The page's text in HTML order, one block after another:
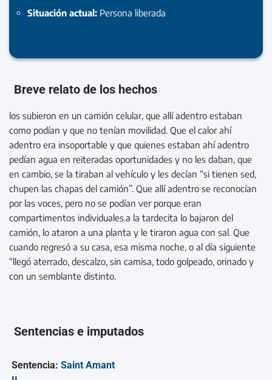
Situación actual: Persona liberada
Breve relato de los hechos
los subieron en un camión celular, que allí adentro estaban
como podían y que no tenían movilidad. Que el calor ahí
adentro era insoportable y que quienes estaban ahí adentro
pedían agua en reiteradas oportunidades y no les daban, que
en cambio, se la tiraban al vehículo y les decían “si tienen sed,
chupen las chapas del camión”. Que allí adentro se reconocían
por las voces, pero no se podían ver porque eran
compartimentos individuales.a la tardecita lo bajaron del
camión, lo ataron a una planta y le tiraron agua con sal. Que
cuando regresó a su casa, esa misma noche, o al día siguiente
“llegó aterrado, descalzo, sin camisa, todo golpeado, orinado y
con un semblante distinto.
Sentencias e imputados
Sentencia: Saint Amant